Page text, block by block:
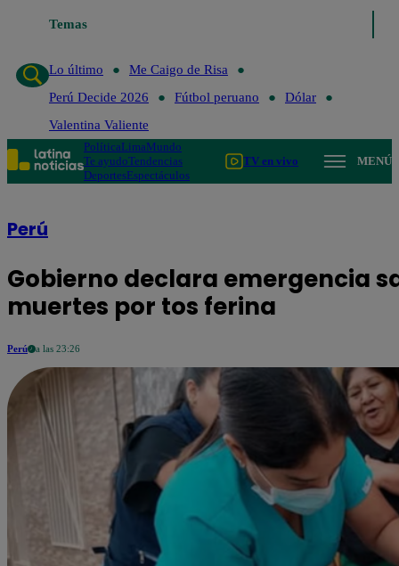
Temas
Lo último
Lo último
Me Caigo de Risa
Perú Decide 2026
Fútbol peruano
Dólar
Valentina Valiente
PolíticaLimaMundo
Te ayudoTendencias
DeportesEspectáculos
TV en vivo MENÚ
Perú
Gobierno declara emergencia
muertes por tos ferina
Perú a las 23:26